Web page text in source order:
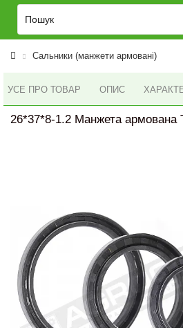
Сальники (манжети армовані)
УСЕ ПРО ТОВАР ОПИС
26*37*8-1.2 Манжета армована